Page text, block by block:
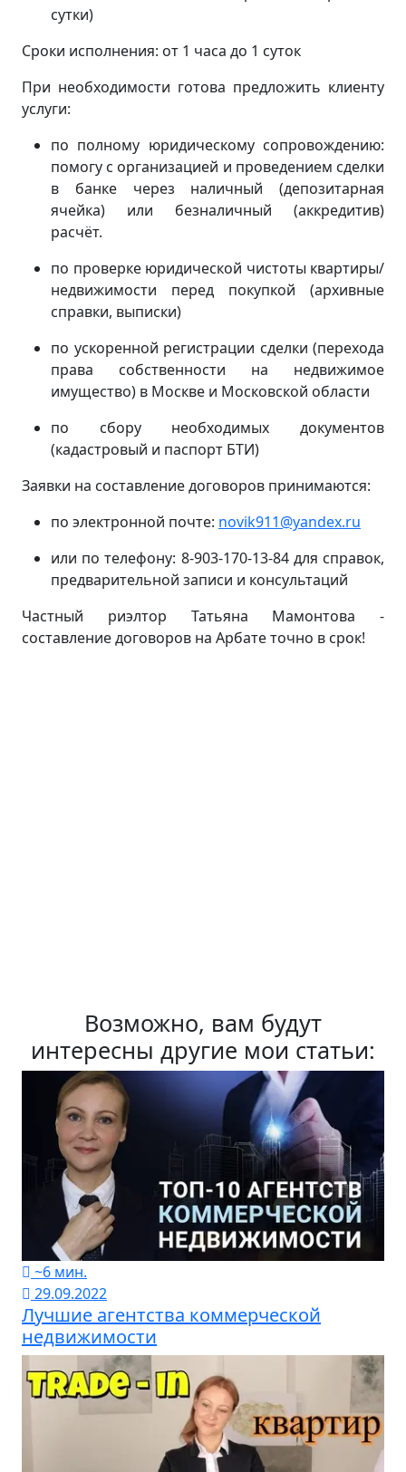
сутки)
Сроки исполнения: от 1 часа до 1 суток
При необходимости готова предложить клиенту
услуги:
по полному юридическому сопровождению:
помогу с организацией и проведением сделки
в банке через наличный (депозитарная
ячейка) или безналичный (аккредитив)
расчёт.
по проверке юридической чистоты квартиры/
недвижимости перед покупкой (архивные
справки, выписки)
по ускоренной регистрации сделки (перехода
права собственности на недвижимое
имущество) в Москве и Московской области
по сбору необходимых документов
(кадастровый и паспорт БТИ)
Заявки на составление договоров принимаются:
по электронной почте: novik911@yandex.ru
или по телефону: 8-903-170-13-84 для справок,
предварительной записи и консультаций
Частный риэлтор Татьяна Мамонтова -
составление договоров на Арбате точно в срок!
Возможно, вам будут
интересны другие мои статьи:
~6 мин.
29.09.2022
Лучшие агентства коммерческой
недвижимости